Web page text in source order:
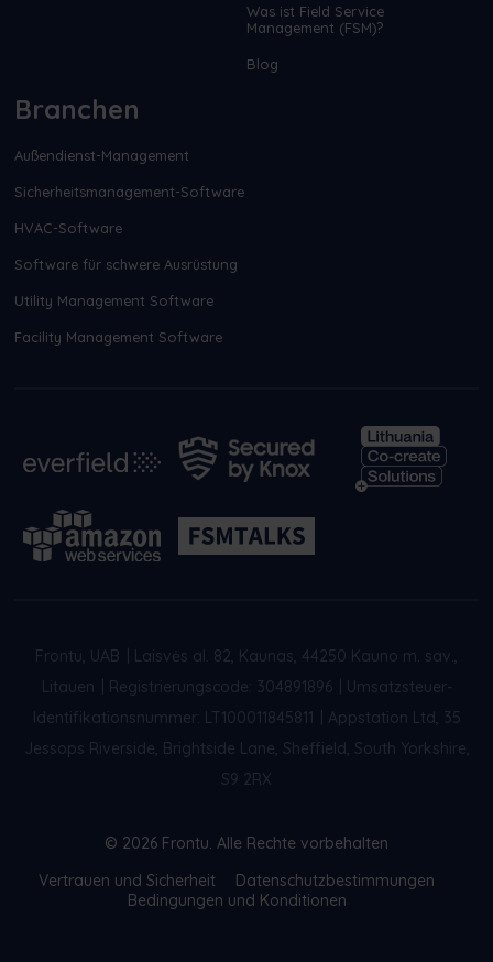
Was ist Field Service
Management (FSM)?
Blog
Branchen
Außendienst-Management
Sicherheitsmanagement-Software
HVAC-Software
Software für schwere Ausrüstung
Utility Management Software
Facility Management Software
Frontu, UAB
Laisvės al. 82, Kaunas, 44250 Kauno m. sav.,
Litauen
Registrierungscode: 304891896
Umsatzsteuer-
Identifikationsnummer: LT100011845811
Appstation Ltd, 35
Jessops Riverside, Brightside Lane, Sheffield, South Yorkshire,
S9 2RX
© 2026 Frontu. Alle Rechte vorbehalten
Vertrauen und Sicherheit
Datenschutzbestimmungen
Bedingungen und Konditionen